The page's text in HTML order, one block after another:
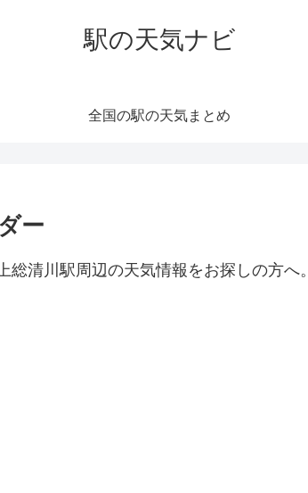
駅の天気ナビ
全国の駅の天気まとめ
ー
清川駅周辺の天気情報をお探しの方へ。